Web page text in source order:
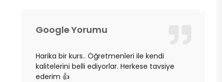
Google Yorumu
Harika bir kurs.. Öğretmenleri ile kendi
kalitelerini belli ediyorlar. Herkese tavsiye
ederim 👍